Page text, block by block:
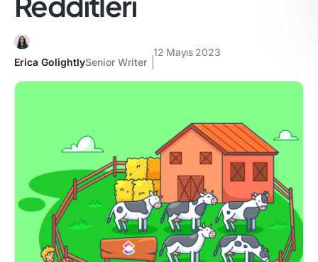
Erica GolightlySenior Writer
12 Mayıs 2023